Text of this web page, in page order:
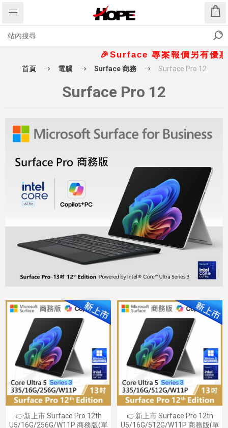
🎉Surface 專案報價另有優
首頁 電腦 Surface 商務 Surface Pro 12
Surface Pro 12
👉新上市 Surface Pro 12th
U5/16G/256G/W11P 商務版(單
👉新上市 Surface Pro 12th
U5/16G/512G/W11P 商務版(單